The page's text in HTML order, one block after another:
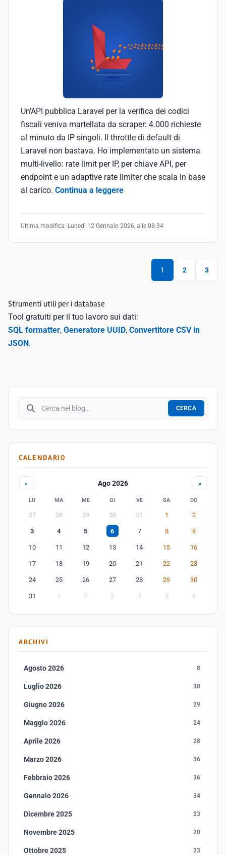
Un'API pubblica Laravel per la verifica dei codici
fiscali veniva martellata da scraper: 4.000 richieste
al minuto da IP singoli. Il throttle di default di
Laravel non bastava. Ho implementato un sistema
multi-livello: rate limit per IP, per chiave API, per
endpoint e un adaptive rate limiter che scala in base
al carico. Continua a leggere
Ultima modifica: Lunedì 12 Gennaio 2026, alle 08:34
1 2 3
Strumenti utili per i database
Tool gratuiti per il tuo lavoro sui dati:
SQL formatter, Generatore UUID, Convertitore CSV in
JSON.
Cerca nel blog
CERCA
CALENDARIO
« Ago 2026 »
LU MA ME GI VE SA DO
27 28 29 30 31 1 2
3 4 5 6 7 8 9
10 11 12 13 14 15 16
17 18 19 20 21 22 23
24 25 26 27 28 29 30
31 1 2 3 4 5 6
ARCHIVI
Agosto 2026 8
Luglio 2026 30
Giugno 2026 29
Maggio 2026 24
Aprile 2026 28
Marzo 2026 36
Febbraio 2026 36
Gennaio 2026 34
Dicembre 2025 23
Novembre 2025 20
Ottobre 2025 23